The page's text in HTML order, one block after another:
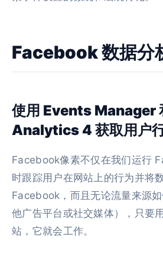
Facebook 数据分
使用 Events Manager
Analytics 4 获取用户
Facebook像素不仅在我们运行
时跟踪用户在网站上的行为并将
Facebook，而且无论流量来源
他广告平台或社交媒体），只要
站，它就会工作。